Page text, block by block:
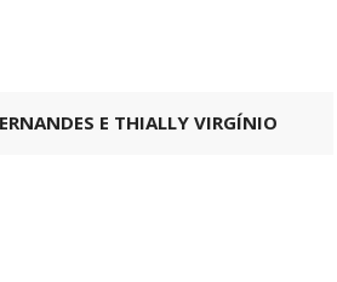
E THIALLY VIRGÍNIO